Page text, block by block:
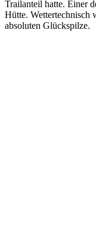
Trailanteil hatte. Einer
Hütte. Wettertechnisch
absoluten Glückspilze.